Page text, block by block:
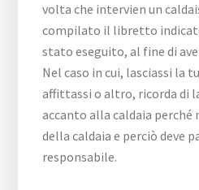
volta che intervien un
compilato il libretto
stato eseguito, al fine di
Nel caso in cui, lasciassi la
affittassi o altro, ricorda di
accanto alla caldaia perché
della caldaia e perciò deve
responsabile.